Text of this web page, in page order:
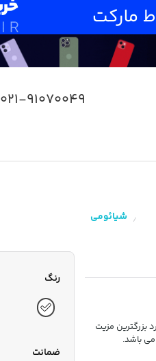
021-91070049
/ شیائومی
بزرگترین مزیت
رنگ
ضمانت